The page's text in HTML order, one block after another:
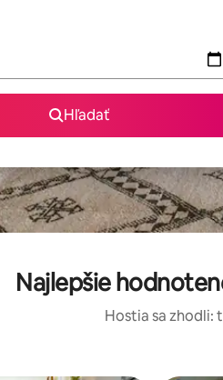
Hľadať
Najlepšie
Hostia sa zhodli: